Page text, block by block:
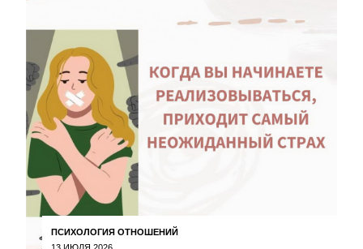
ПСИХОЛОГИЯ ОТНОШЕНИЙ
13 ИЮЛЯ 2026